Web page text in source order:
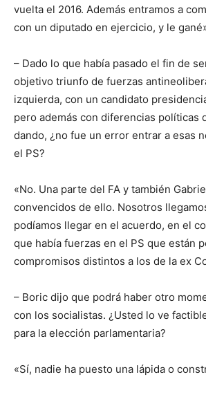
vuelta el 2016. Además entramos a
con un diputado en ejercicio, y le
– Dado lo que había pasado el fin de
objetivo triunfo de fuerzas
izquierda, con un candidato
pero además con diferencias políticas
dando, ¿no fue un error entrar a esas
el PS?
«No. Una parte del FA y también
convencidos de ello. Nosotros
podíamos llegar en el acuerdo, en el
que había fuerzas en el PS que están
compromisos distintos a los de la ex
– Boric dijo que podrá haber otro
con los socialistas. ¿Usted lo ve
para la elección parlamentaria?
«Sí, nadie ha puesto una lápida o